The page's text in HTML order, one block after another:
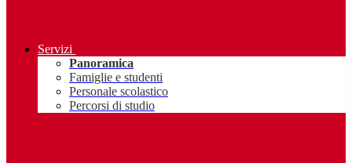
Servizi
Panoramica
Famiglie e studenti
Personale scolastico
Percorsi di studio